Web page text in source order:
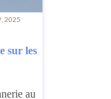
2025
sur les
au